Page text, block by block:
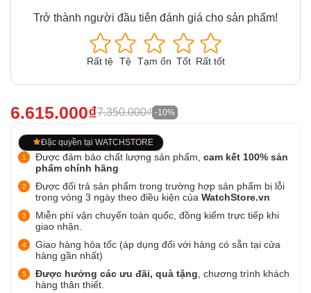
Trở thành người đầu tiên đánh giá cho sản phẩm!
Rất tệ Tệ Tạm ổn Tốt Rất tốt
6.615.000₫7.350.000₫ -10%
Đặc quyền tại WATCHSTORE
Được đảm bảo chất lượng sản phẩm, cam kết 100% sản
phẩm chính hãng
Được đổi trả sản phẩm trong trường hợp sản phẩm bị lỗi
trong vòng 3 ngày theo điều kiện của WatchStore.vn
Miễn phí vận chuyển toàn quốc, đồng kiểm trực tiếp khi
giao nhận.
Giao hàng hỏa tốc (áp dụng đối với hàng có sẵn tại cửa
hàng gần nhất)
Được hưởng các ưu đãi, quà tặng , chương trình khách
hàng thân thiết.